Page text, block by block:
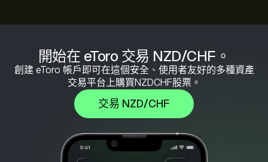
開始在 eToro 交易 NZD/CHF。
創建 eToro 帳戶即可在這個安全、使用者友好的多種資產
交易平台上購買NZDCHF股票。
交易 NZD/CHF